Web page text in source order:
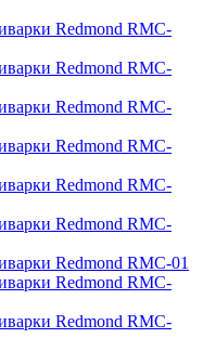
Redmond RMC-
Redmond RMC-
Redmond RMC-
Redmond RMC-
Redmond RMC-
Redmond RMC-
Redmond RMC-01
Redmond RMC-
Redmond RMC-